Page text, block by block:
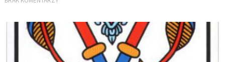
MAŁE ARKANA